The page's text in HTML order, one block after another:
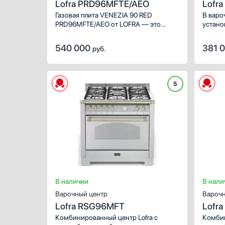
Lofra PRD96MFTE/AEO
Газовая плита VENEZIA 90 RED
PRD96MFTE/AEO от LOFRA — это
предназначенное для тех, кто ценит
элементе кухонного интерьера.
Матовый черный цвет придает плите
строгий и элегантный вид
540 000 руб.
Lofra
В
число
семье
381
5
В наличии
Варочный центр
Lofra RSG96MFT
Комбинированный центр Lofra с
В
Lofra